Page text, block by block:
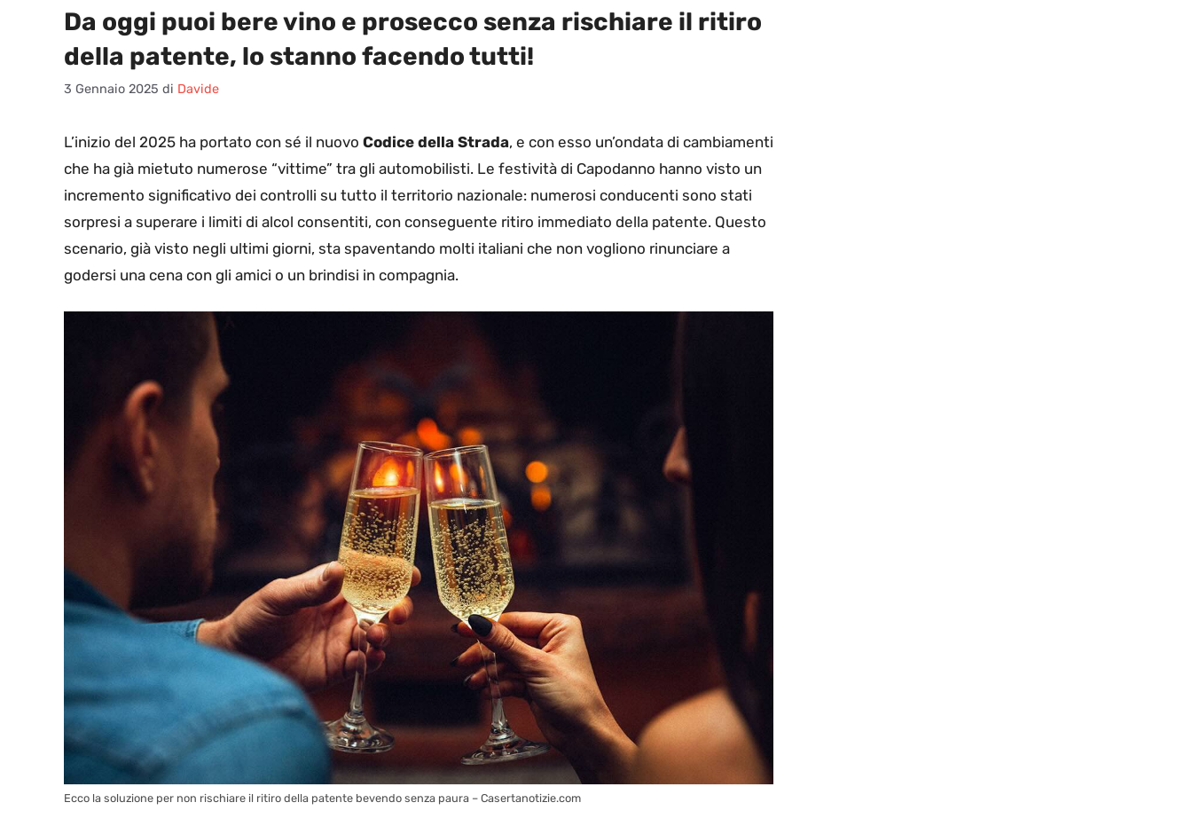
Da oggi puoi bere vino e prosecco senza rischiare il ritiro
della patente, lo stanno facendo tutti!
3 Gennaio 2025 di Davide
L’inizio del 2025 ha portato con sé il nuovo Codice della Strada, e con esso un’ondata di cambiamenti
che ha già mietuto numerose “vittime” tra gli automobilisti. Le festività di Capodanno hanno visto un
incremento significativo dei controlli su tutto il territorio nazionale: numerosi conducenti sono stati
sorpresi a superare i limiti di alcol consentiti, con conseguente ritiro immediato della patente. Questo
scenario, già visto negli ultimi giorni, sta spaventando molti italiani che non vogliono rinunciare a
godersi una cena con gli amici o un brindisi in compagnia.
Ecco la soluzione per non rischiare il ritiro della patente bevendo senza paura – Casertanotizie.com